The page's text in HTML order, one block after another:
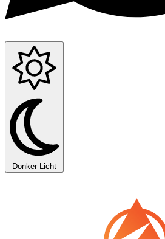
Donker Licht